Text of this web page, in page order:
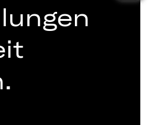
Interner Bereich
ZVB/L